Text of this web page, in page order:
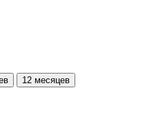
12 месяцев